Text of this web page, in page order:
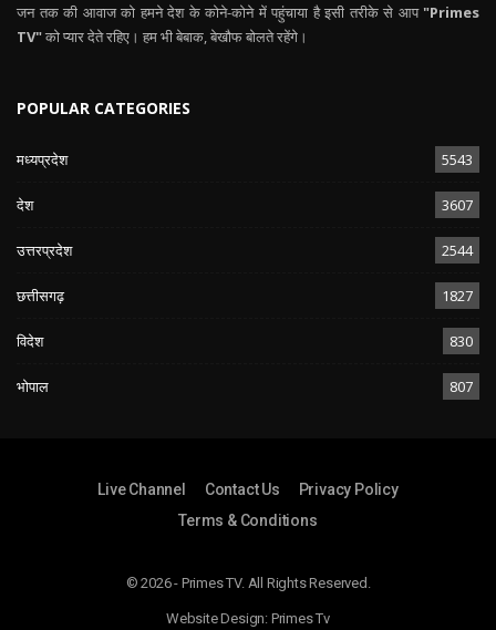
जन तक की आवाज को हमने देश के कोने-कोने में पहुंचाया है इसी तरीके से आप "Primes
TV"को प्यार देते रहिए। हम भी बेबाक, बेखौफ बोलते रहेंगे।
POPULAR CATEGORIES
मध्यप्रदेश 5543
देश 3607
उत्तरप्रदेश 2544
छत्तीसगढ़ 1827
विदेश 830
भोपाल 807
Live Channel Contact Us
Privacy Policy
Terms & Conditions
© 2026 - Primes TV. All Rights Reserved.
Website Design: Primes Tv